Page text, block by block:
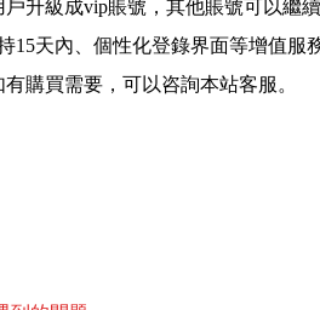
升級成vip賬號，其他賬號可以繼
天內、個性化登錄界面等增值服
購買需要，可以咨詢本站客服。